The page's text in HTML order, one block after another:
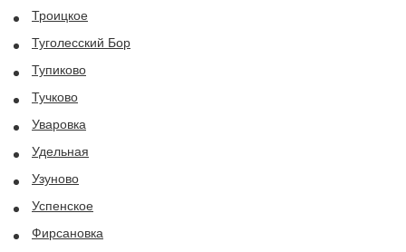
Троицкое
Туголесский Бор
Тупиково
Тучково
Уваровка
Удельная
Узуново
Успенское
Фирсановка